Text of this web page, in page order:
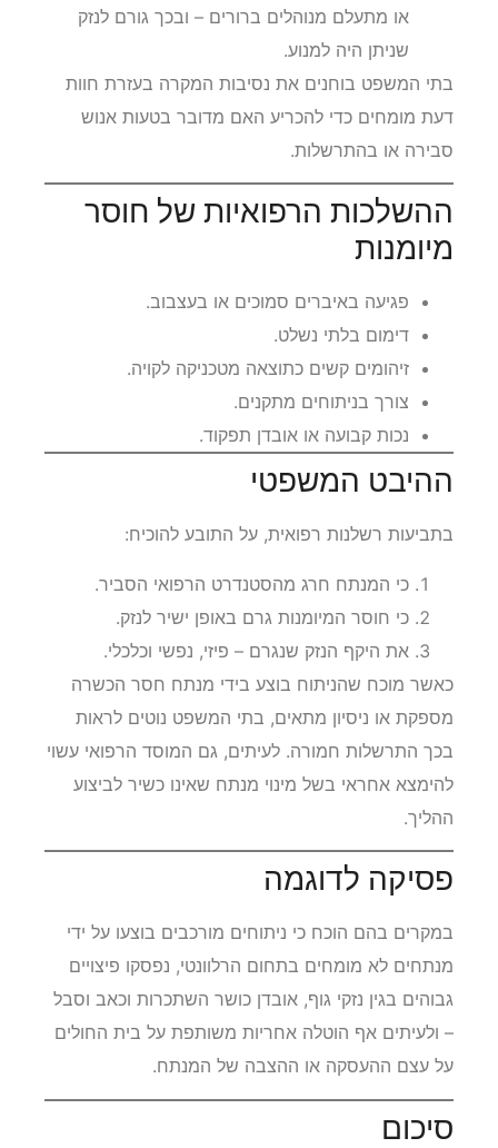
או מתעלם מנוהלים ברורים – ובכך גורם לנזק
שניתן היה למנוע.
בתי המשפט בוחנים את נסיבות המקרה בעזרת חוות
דעת מומחים כדי להכריע האם מדובר בטעות אנוש
סבירה או בהתרשלות.
ההשלכות הרפואיות של חוסר
מיומנות
פגיעה באיברים סמוכים או בעצבוב.
דימום בלתי נשלט.
זיהומים קשים כתוצאה מטכניקה לקויה.
צורך בניתוחים מתקנים.
נכות קבועה או אובדן תפקוד.
ההיבט המשפטי
בתביעות רשלנות רפואית, על התובע להוכיח:
כי המנתח חרג מהסטנדרט הרפואי הסביר.
כי חוסר המיומנות גרם באופן ישיר לנזק.
את היקף הנזק שנגרם – פיזי, נפשי וכלכלי.
כאשר מוכח שהניתוח בוצע בידי מנתח חסר הכשרה
מספקת או ניסיון מתאים, בתי המשפט נוטים לראות
בכך התרשלות חמורה. לעיתים, גם המוסד הרפואי עשוי
להימצא אחראי בשל מינוי מנתח שאינו כשיר לביצוע
ההליך.
פסיקה לדוגמה
במקרים בהם הוכח כי ניתוחים מורכבים בוצעו על ידי
מנתחים לא מומחים בתחום הרלוונטי, נפסקו פיצויים
גבוהים בגין נזקי גוף, אובדן כושר השתכרות וכאב וסבל
– ולעיתים אף הוטלה אחריות משותפת על בית החולים
על עצם ההעסקה או ההצבה של המנתח.
סיכום